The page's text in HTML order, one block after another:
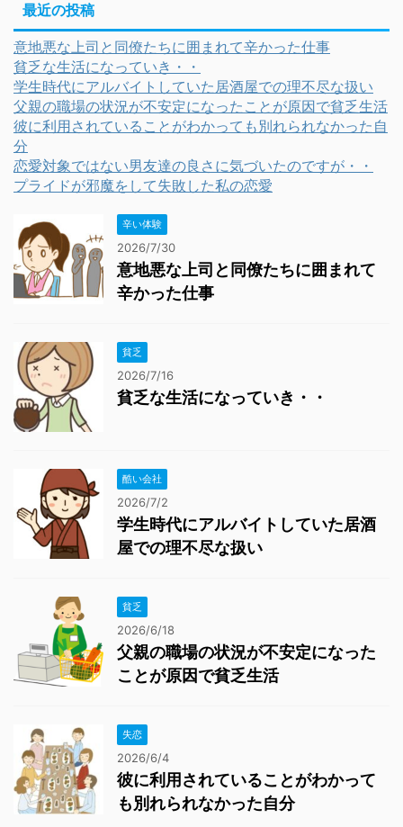
最近の投稿
意地悪な上司と同僚たちに囲まれて辛かった仕事
貧乏な生活になっていき・・
学生時代にアルバイトしていた居酒屋での理不尽な扱い
父親の職場の状況が不安定になったことが原因で貧乏生活
彼に利用されていることがわかっても別れられなかった自
分
恋愛対象ではない男友達の良さに気づいたのですが・・
プライドが邪魔をして失敗した私の恋愛
辛い体験
2026/7/30
意地悪な上司と同僚たちに囲まれて
辛かった仕事
貧乏
2026/7/16
貧乏な生活になっていき・・
酷い会社
2026/7/2
学生時代にアルバイトしていた居酒
屋での理不尽な扱い
貧乏
2026/6/18
父親の職場の状況が不安定になった
ことが原因で貧乏生活
失恋
2026/6/4
彼に利用されていることがわかって
も別れられなかった自分